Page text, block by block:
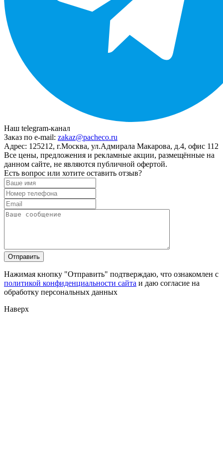
Наш telegram-канал
Заказ по e-mail: zakaz@pacheco.ru
Адрес: 125212, г.Москва, ул.Адмирала Макарова, д.4, офис 112
Все цены, предложения и рекламные акции, размещённые на
данном сайте, не являются публичной офертой.
Есть вопрос или хотите оставить отзыв?
Нажимая кнопку "Отправить" подтверждаю, что ознакомлен с
политикой конфиденциальности сайта и даю согласие на
обработку персональных данных
Наверх